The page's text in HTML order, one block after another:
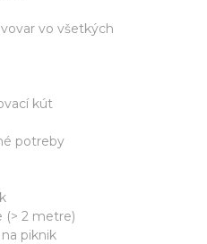
vo všetkých
kút
potreby
(> 2 metre)
piknik